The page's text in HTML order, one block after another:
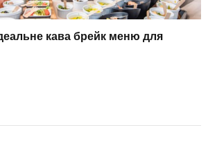
кава брейк меню для